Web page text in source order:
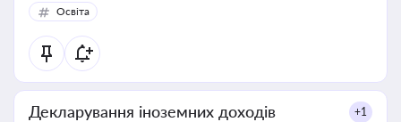
Освіта
Декларування іноземних доходів +1